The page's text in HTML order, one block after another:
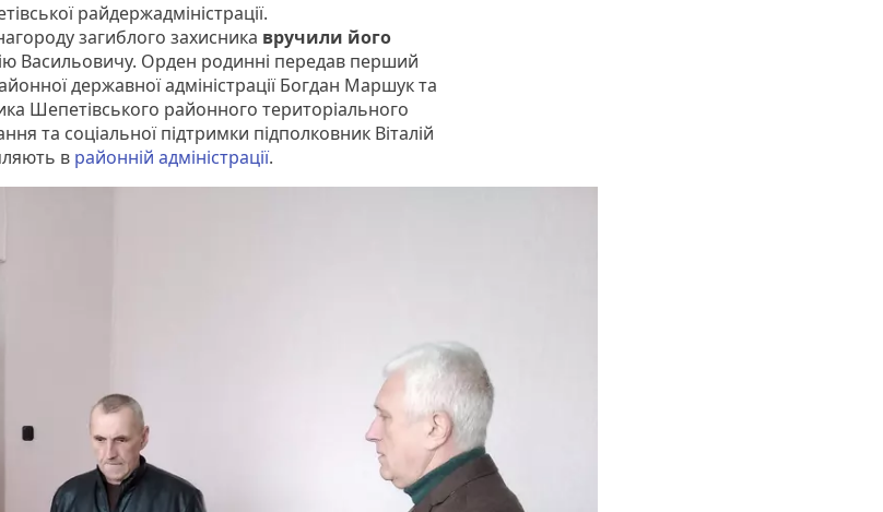
райдержадміністрації.
загиблого захисника вручили його
Васильовичу. Орден родинні передав перший
державної адміністрації Богдан Маршук та
Шепетівського районного територіального
та соціальної підтримки підполковник Віталій
в районній адміністрації.